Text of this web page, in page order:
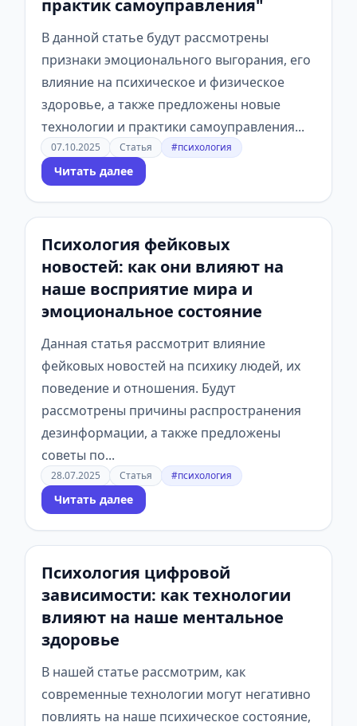
практик самоуправления"
В данной статье будут рассмотрены
признаки эмоционального выгорания, его
влияние на психическое и физическое
здоровье, а также предложены новые
технологии и практики самоуправления...
07.10.2025 Статья #психология
Читать далее
Психология фейковых
новостей: как они влияют на
наше восприятие мира и
эмоциональное состояние
Данная статья рассмотрит влияние
фейковых новостей на психику людей, их
поведение и отношения. Будут
рассмотрены причины распространения
дезинформации, а также предложены
советы по...
28.07.2025 Статья #психология
Читать далее
Психология цифровой
зависимости: как технологии
влияют на наше ментальное
здоровье
В нашей статье рассмотрим, как
современные технологии могут негативно
повлиять на наше психическое состояние,